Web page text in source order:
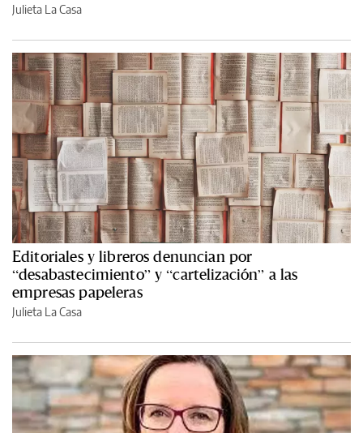
Julieta La Casa
Editoriales y libreros denuncian por
“desabastecimiento” y “cartelización” a las
empresas papeleras
Julieta La Casa